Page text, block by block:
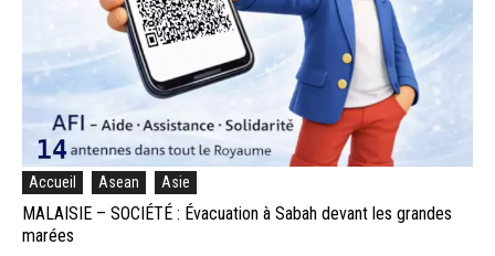
Accueil Asean Asie
MALAISIE – SOCIÉTÉ : Évacuation à Sabah devant les grandes
marées